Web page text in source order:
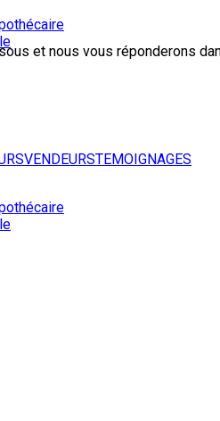
VENDEURSTEMOIGNAGES
et nous vous réponderons